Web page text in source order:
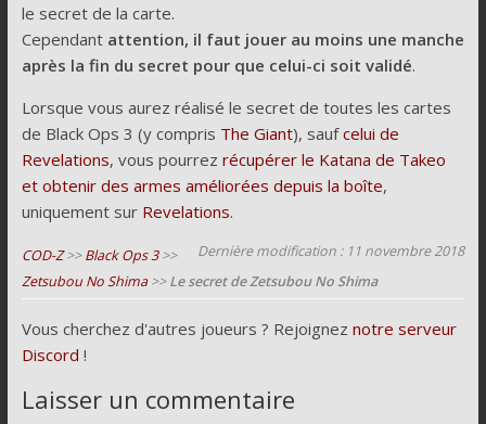
le secret de la carte.
Cependant attention, il faut jouer au moins une manche
après la fin du secret pour que celui-ci soit validé.
Lorsque vous aurez réalisé le secret de toutes les cartes
de Black Ops 3 (y compris The Giant), saufcelui de
Revelations, vous pourrez récupérer le Katana de Takeo
et obtenir des armes améliorées depuis la boîte,
uniquement sur Revelations.
Dernière modification : 11 novembre 2018
COD-Z>>Black Ops 3>>
Zetsubou No Shima>>Le secret de Zetsubou No Shima
Vous cherchez d'autres joueurs ? Rejoignez notre serveur
Discord !
Laisser un commentaire